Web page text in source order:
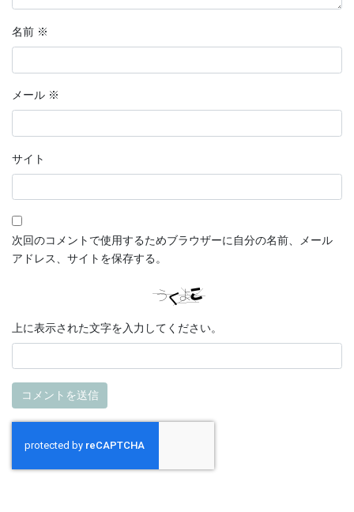
名前 ※
メール ※
サイト
次回のコメントで使用するためブラウザーに自分の名前、メール
アドレス、サイトを保存する。
上に表示された文字を入力してください。